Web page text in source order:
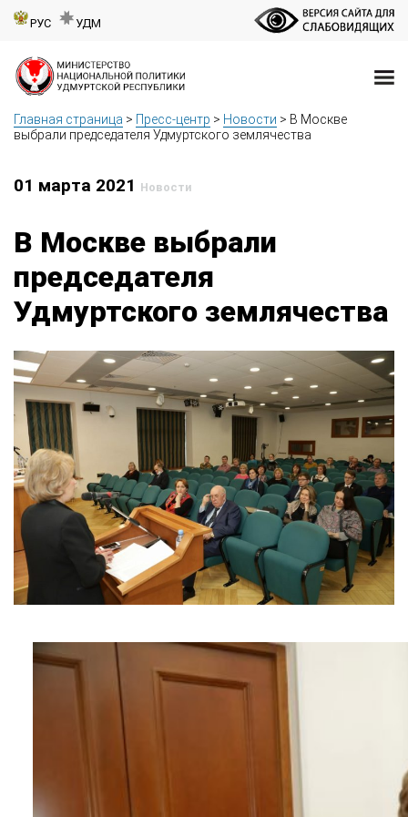
РУС УДМ
Главная страница > Пресс-центр > Новости > В Москве
выбрали председателя Удмуртского землячества
01 марта 2021 Новости
В Москве выбрали
председателя
Удмуртского землячества